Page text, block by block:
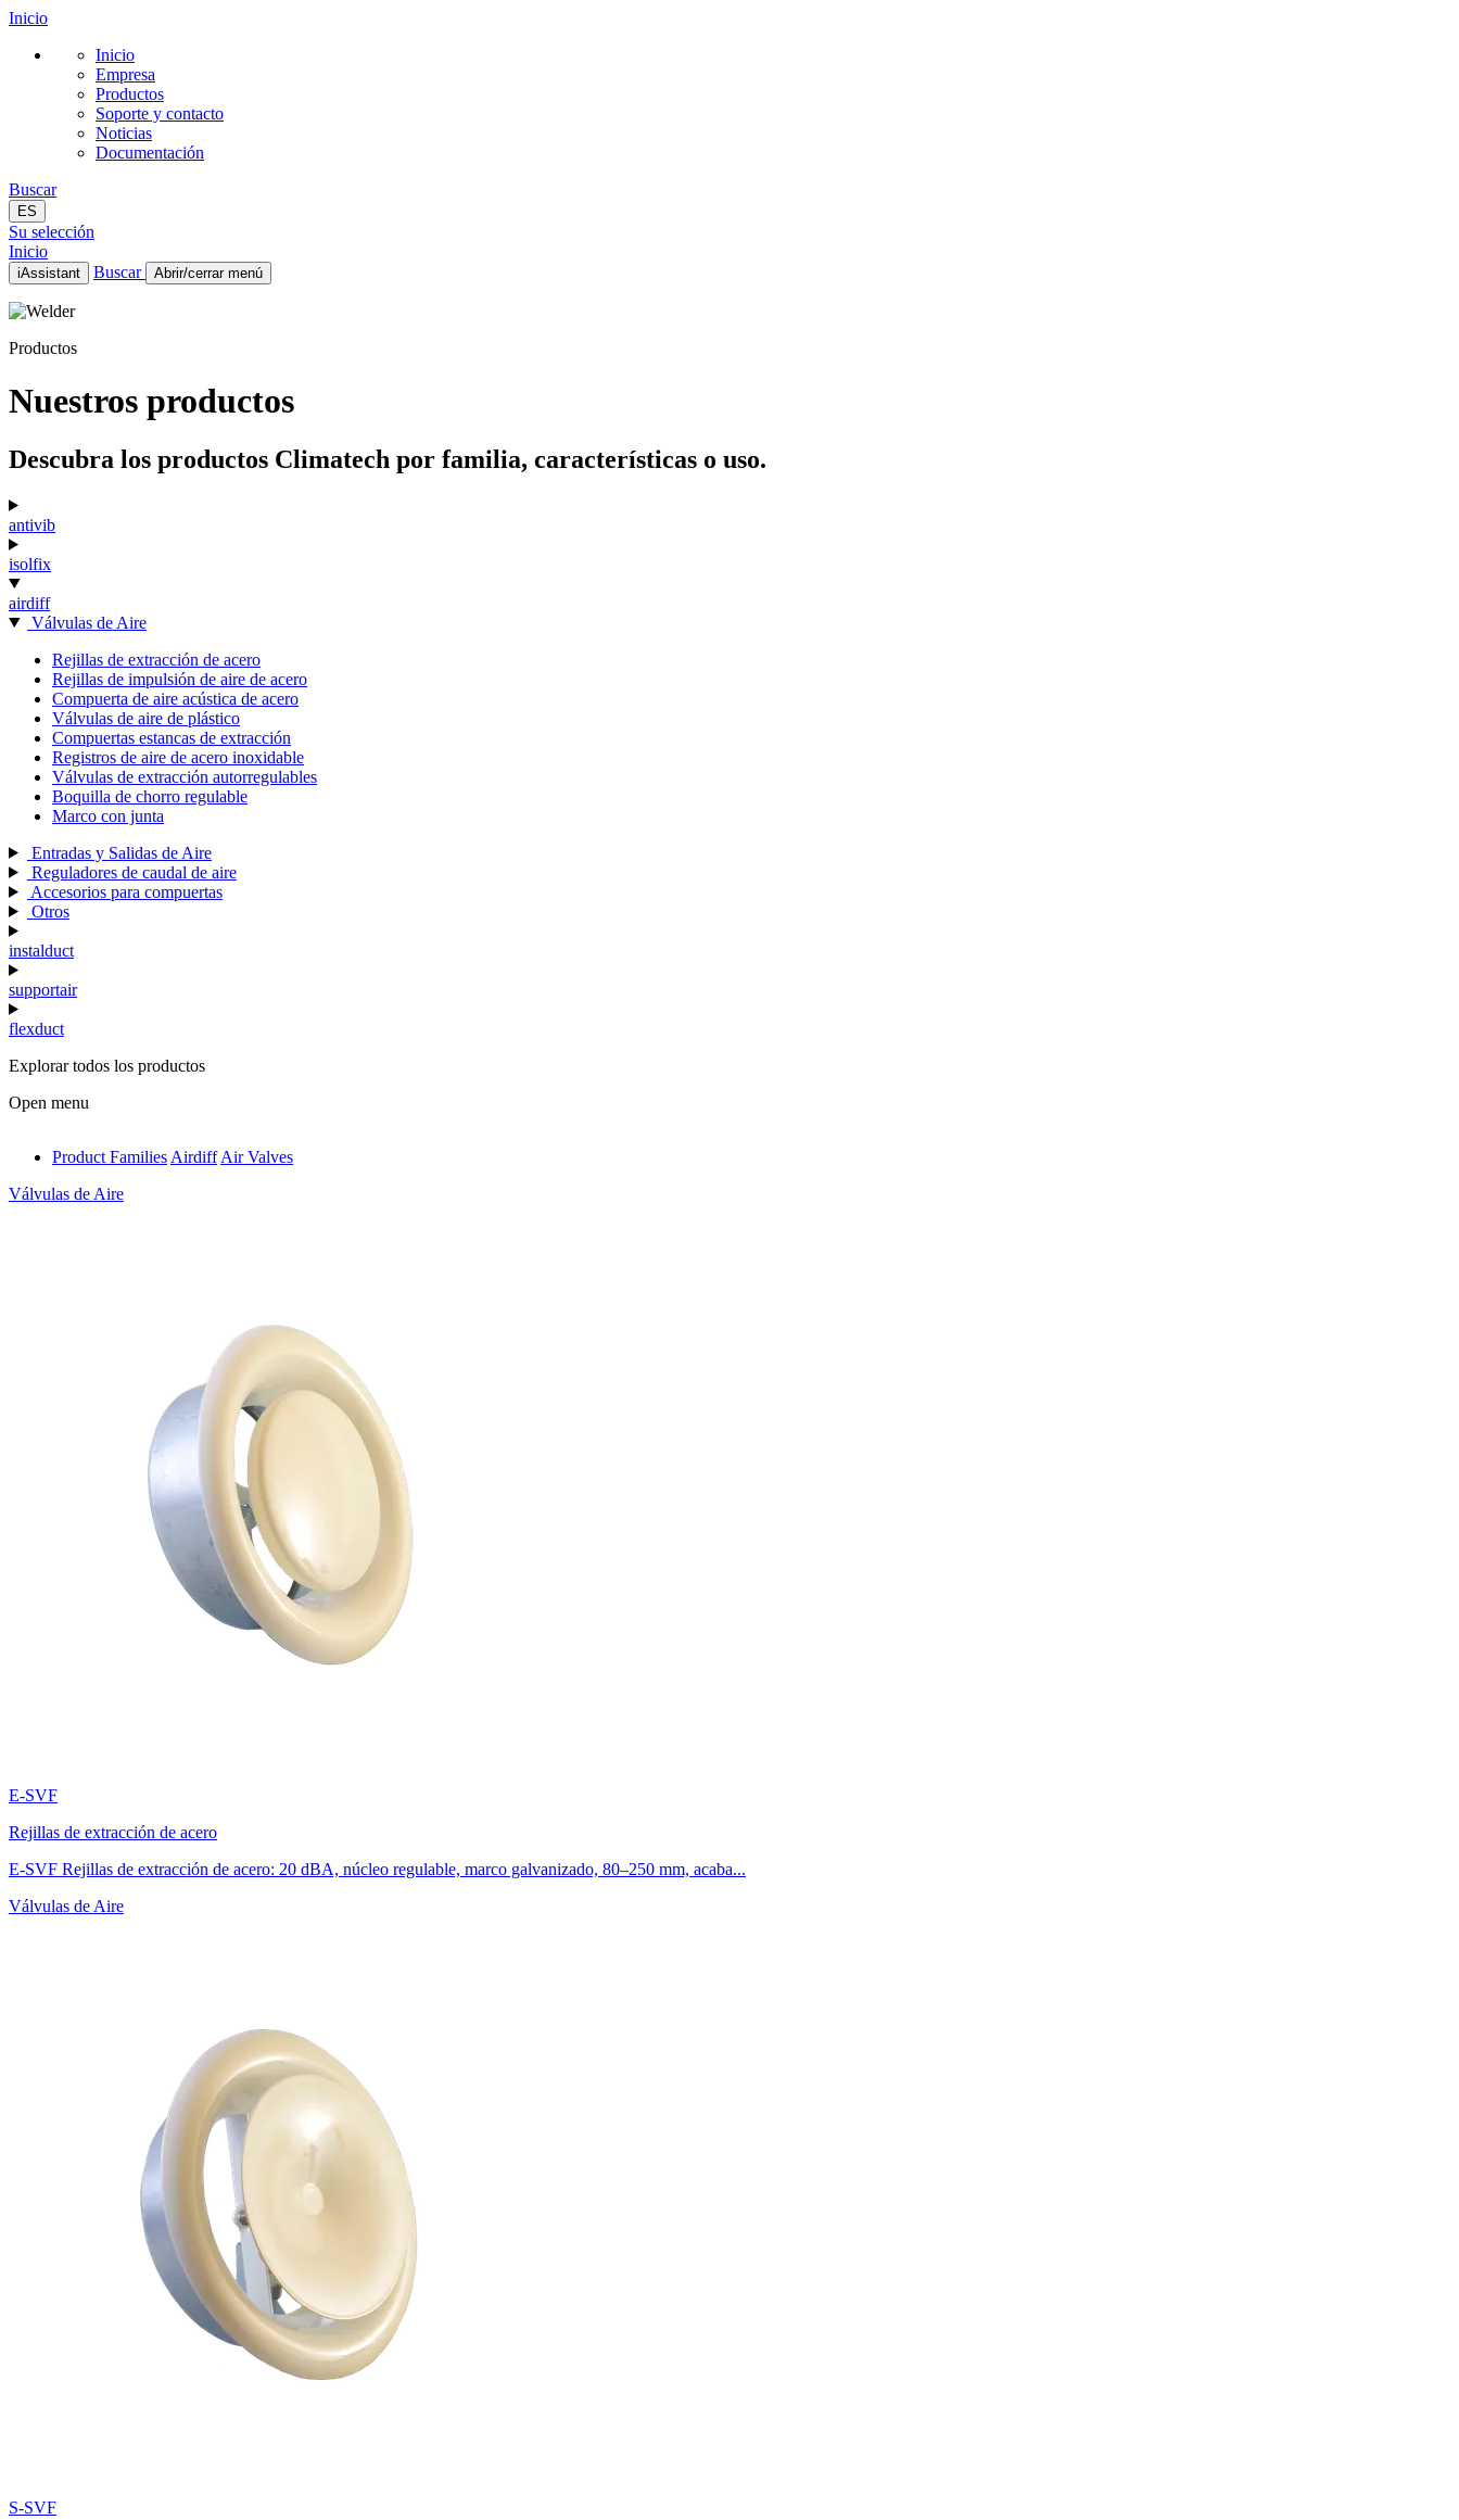
Inicio
Inicio
Empresa
Productos
Soporte y contacto
Noticias
Documentación
Buscar
ES
Su selección
Inicio
iAssistant Buscar Abrir/cerrar menú
Inicio
Productos
Noticias
Documentación
Productos
Nuestros productos
Descubra los productos Climatech por familia, características o uso.
antivib
isolfix
airdiff
Válvulas de Aire
Rejillas de extracción de acero
Rejillas de impulsión de aire de acero
Compuerta de aire acústica de acero
Válvulas de aire de plástico
Compuertas estancas de extracción
Registros de aire de acero inoxidable
Válvulas de extracción autorregulables
Boquilla de chorro regulable
Marco con junta
Entradas y Salidas de Aire
Reguladores de caudal de aire
Accesorios para compuertas
Otros
instalduct
supportair
flexduct
Explorar todos los productos
Open menu
antivib
isolfix
Product Families Airdiff Air Valves
Válvulas de Aire
E-SVF
Rejillas de extracción de acero
E-SVF Rejillas de extracción de acero: 20 dBA, núcleo regulable, marco galvanizado, 80–250 mm, acaba...
Válvulas de Aire
S-SVF